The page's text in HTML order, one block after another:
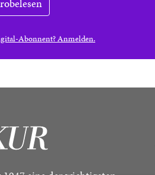
Abonnent? Anmelden.